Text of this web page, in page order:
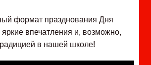
формат празднования Дня
впечатления и, возможно,
в нашей школе!